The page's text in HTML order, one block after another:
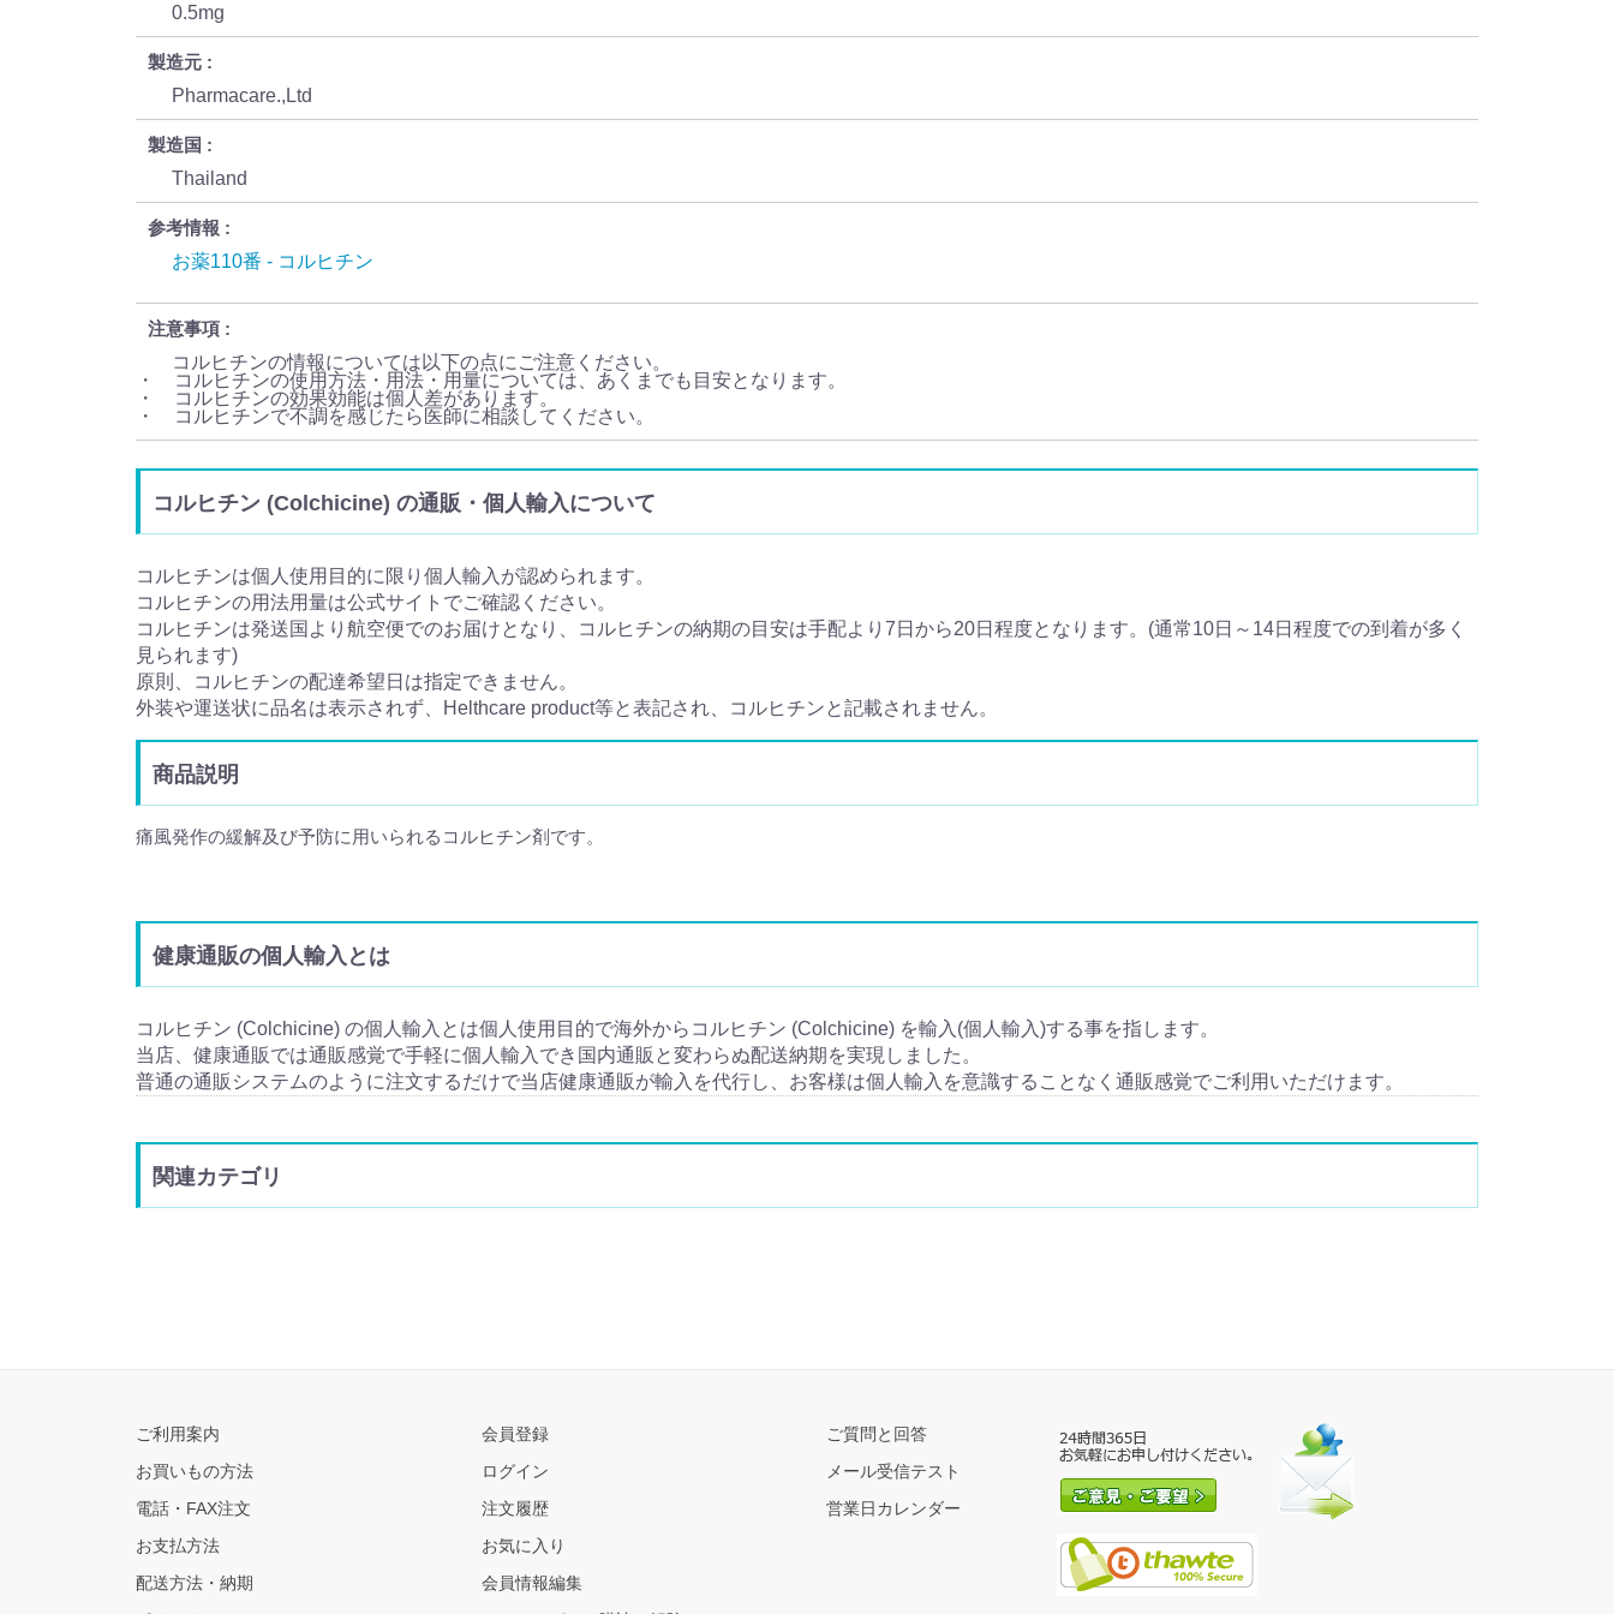
0.5mg
製造元
Pharmacare.,Ltd
製造国
Thailand
参考情報
お薬110番 - コルヒチン
注意事項
コルヒチンの情報については以下の点にご注意ください。
・ コルヒチンの使用方法・用法・用量については、あくまでも目安となります。
・ コルヒチンの効果効能は個人差があります。
・ コルヒチンで不調を感じたら医師に相談してください。
コルヒチン (Colchicine) の通販・個人輸入について
コルヒチンは個人使用目的に限り個人輸入が認められます。
コルヒチンの用法用量は公式サイトでご確認ください。
コルヒチンは発送国より航空便でのお届けとなり、コルヒチンの納期の目安は手配より7日から20日程度となります。(通常10日～14日程度での到着が多く
見られます)
原則、コルヒチンの配達希望日は指定できません。
外装や運送状に品名は表示されず、Helthcare product等と表記され、コルヒチンと記載されません。
商品説明
痛風発作の緩解及び予防に用いられるコルヒチン剤です。
健康通販の個人輸入とは
コルヒチン (Colchicine) の個人輸入とは個人使用目的で海外からコルヒチン (Colchicine) を輸入(個人輸入)する事を指します。
当店、健康通販では通販感覚で手軽に個人輸入でき国内通販と変わらぬ配送納期を実現しました。
普通の通販システムのように注文するだけで当店健康通販が輸入を代行し、お客様は個人輸入を意識することなく通販感覚でご利用いただけます。
関連カテゴリ
ご利用案内
お買いもの方法
電話・FAX注文
お支払方法
配送方法・納期
会員登録
ログイン
注文履歴
お気に入り
会員情報編集
ご質問と回答
メール受信テスト
営業日カレンダー